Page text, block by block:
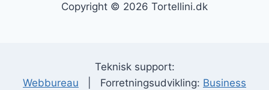
Copyright © 2026 Tortellini.dk
Teknisk support:
Webbureau | Forretningsudvikling: Business